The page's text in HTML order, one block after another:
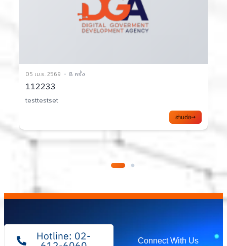
02 เม.ย. 2569
เอกสารประกอบการประชุมคณะทำงาน TC1 ครั้งที่
2/2569
Hotline: 02- Connect With Us